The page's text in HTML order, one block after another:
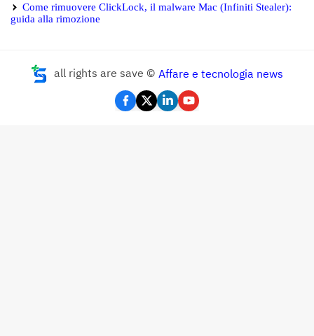
Come rimuovere ClickLock, il malware Mac (Infiniti Stealer):
guida alla rimozione
all rights are save © Affare e tecnologia news